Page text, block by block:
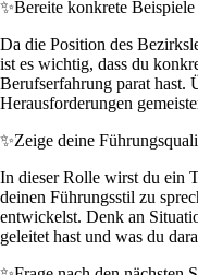
✨Bereite konkrete
Da die Position des
ist es wichtig, dass du
Berufserfahrung parat hast.
Herausforderungen
✨Zeige deine
In dieser Rolle wirst du ein
deinen Führungsstil zu
entwickelst. Denk an
geleitet hast und was du